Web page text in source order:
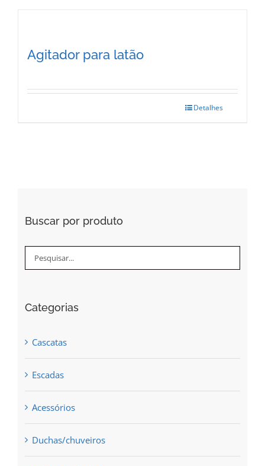
Agitador para latão
Detalhes
Buscar por produto
Categorias
Cascatas
Escadas
Acessórios
Duchas/chuveiros